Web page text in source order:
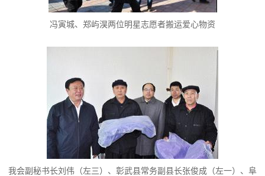
冯寅城、郑屿淏两位明星志愿者搬运爱心物资
我会副秘书长刘伟（左三）、彰武县常务副县长张俊成（左一）、阜